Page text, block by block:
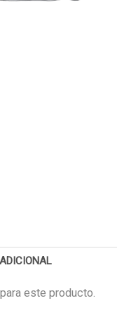
este producto.